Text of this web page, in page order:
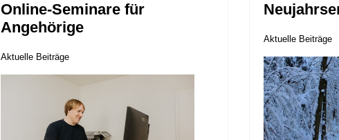
Online-Seminare für
Angehörige
Aktuelle Beiträge
Aktuelle Beiträge